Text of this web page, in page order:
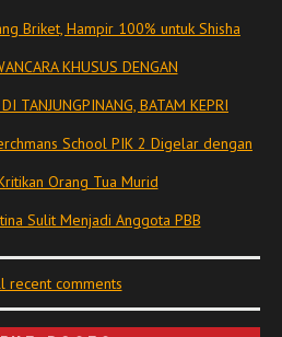
Briket, Hampir 100% untuk Shisha
KHUSUS DENGAN
TANJUNGPINANG, BATAM KEPRI
School PIK 2 Digelar dengan
Orang Tua Murid
Sulit Menjadi Anggota PBB
recent comments